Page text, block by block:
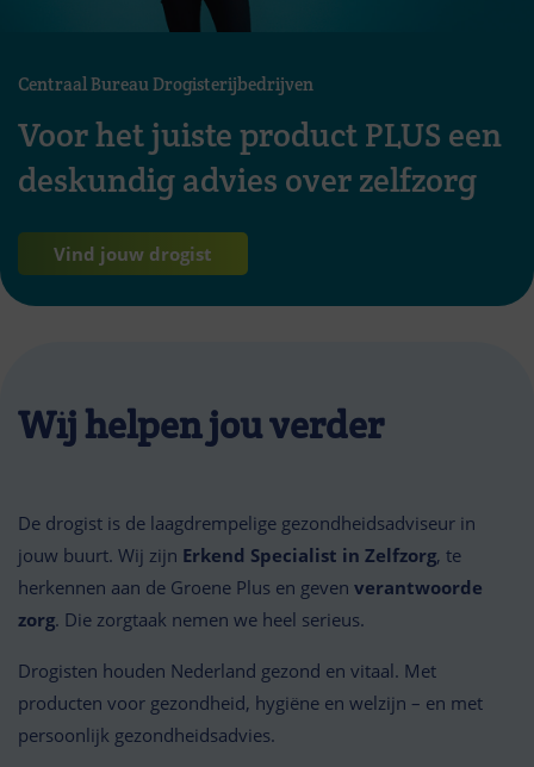
Centraal Bureau Drogisterijbedrijven
Voor het juiste product PLUS een
deskundig advies over zelfzorg
Vind jouw drogist
Wij helpen jou verder
De drogist is de laagdrempelige gezondheidsadviseur in
jouw buurt. Wij zijn Erkend Specialist in Zelfzorg, te
herkennen aan de Groene Plus en geven verantwoorde
zorg. Die zorgtaak nemen we heel serieus.
Drogisten houden Nederland gezond en vitaal. Met
producten voor gezondheid, hygiëne en welzijn – en met
persoonlijk gezondheidsadvies.